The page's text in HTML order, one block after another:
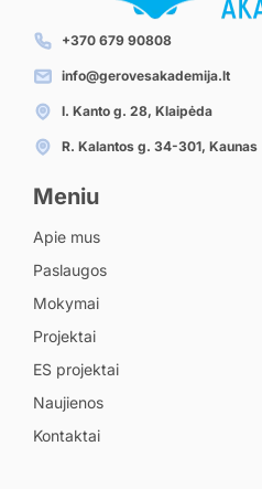
+370 679 90808
info@gerovesakademija.lt
I. Kanto g. 28, Klaipėda
R. Kalantos g. 34-301, Kaunas
Meniu
Apie mus
Paslaugos
Mokymai
Projektai
ES projektai
Naujienos
Kontaktai